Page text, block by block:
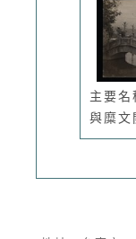
主要名
與糜